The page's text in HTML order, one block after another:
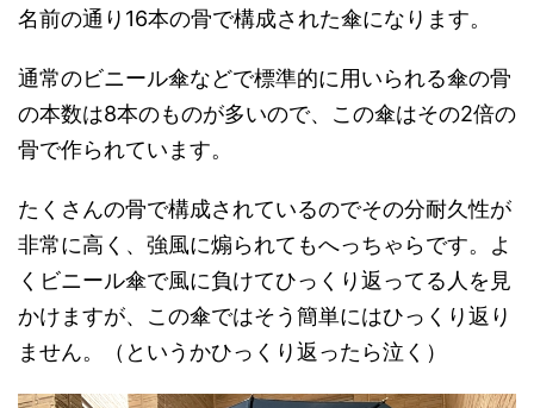
名前の通り16本の骨で構成された傘になります。
通常のビニール傘などで標準的に用いられる傘の骨
の本数は8本のものが多いので、この傘はその2倍の
骨で作られています。
たくさんの骨で構成されているのでその分耐久性が
非常に高く、強風に煽られてもへっちゃらです。よ
くビニール傘で風に負けてひっくり返ってる人を見
かけますが、この傘ではそう簡単にはひっくり返り
ません。（というかひっくり返ったら泣く）